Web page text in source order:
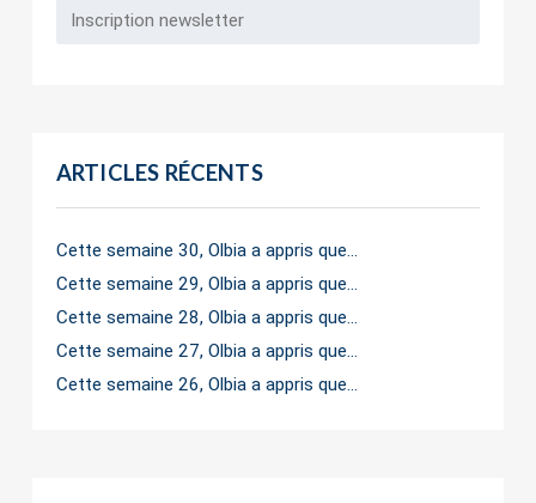
ARTICLES RÉCENTS
Cette semaine 30, Olbia a appris que…
Cette semaine 29, Olbia a appris que…
Cette semaine 28, Olbia a appris que…
Cette semaine 27, Olbia a appris que…
Cette semaine 26, Olbia a appris que…